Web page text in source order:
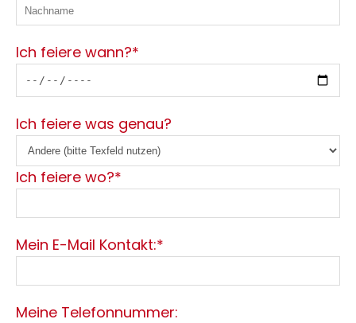
Ich feiere wann?*
Ich feiere was genau?
Ich feiere wo?*
Mein E-Mail Kontakt:*
Meine Telefonnummer: